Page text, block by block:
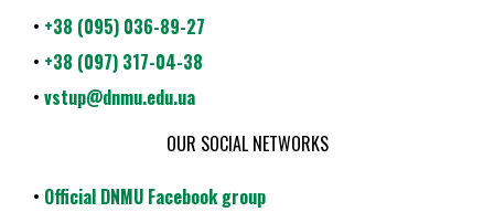
• +38 (095) 036-89-27
• +38 (097) 317-04-38
• vstup@dnmu.edu.ua
OUR SOCIAL NETWORKS
• Official DNMU Facebook group